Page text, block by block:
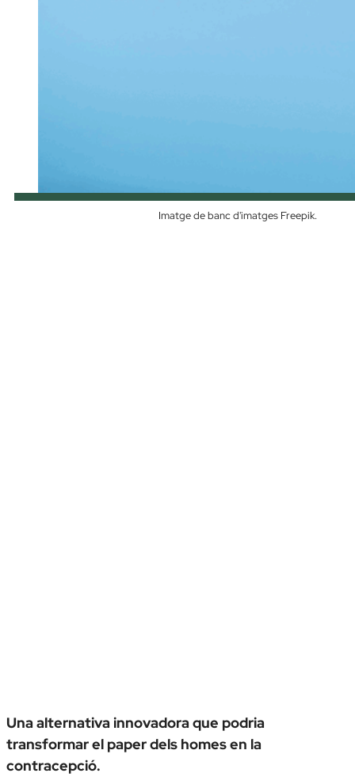
Imatge de banc d'imatges Freepik.
Una alternativa innovadora que podria
transformar el paper dels homes en la
contracepció.